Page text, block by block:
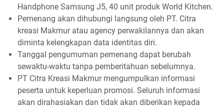
Handphone Samsung J5, 40 unit produk World Kitchen.
Pemenang akan dihubungi langsung oleh PT. Citra
kreasi Makmur atau agency perwakilannya dan akan
diminta kelengkapan data identitas diri.
Tanggal pengumuman pemenang dapat berubah
sewaktu-waktu tanpa pemberitahuan sebelumnya.
PT Citra Kreasi Makmur mengumpulkan informasi
peserta untuk keperluan promosi. Seluruh informasi
akan dirahasiakan dan tidak akan diberikan kepada